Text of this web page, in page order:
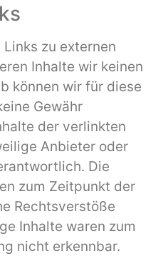
zu externen
Inhalte wir keinen
können wir für diese
Gewähr
der verlinkten
Anbieter oder
Die
zum Zeitpunkt der
Rechtsverstöße
Inhalte waren zum
nicht erkennbar.